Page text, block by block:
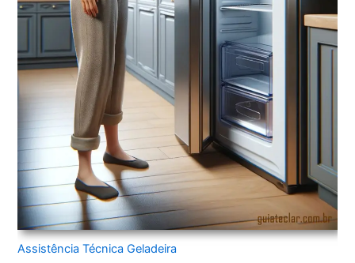
Assistência Técnica Geladeira